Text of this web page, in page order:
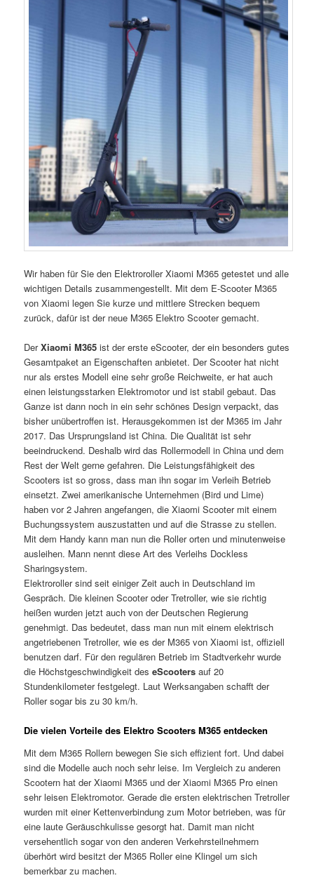
Wir haben für Sie den Elektroroller Xiaomi M365 getestet und alle
wichtigen Details zusammengestellt. Mit dem E-Scooter M365
von Xiaomi legen Sie kurze und mittlere Strecken bequem
zurück, dafür ist der neue M365 Elektro Scooter gemacht.
DerXiaomi M365 ist der erste eScooter, der ein besonders gutes
Gesamtpaket an Eigenschaften anbietet. Der Scooter hat nicht
nur als erstes Modell eine sehr große Reichweite, er hat auch
einen leistungsstarken Elektromotor und ist stabil gebaut. Das
Ganze ist dann noch in ein sehr schönes Design verpackt, das
bisher unübertroffen ist. Herausgekommen ist der M365 im Jahr
2017. Das Ursprungsland ist China. Die Qualität ist sehr
beeindruckend. Deshalb wird das Rollermodell in China und dem
Rest der Welt gerne gefahren. Die Leistungsfähigkeit des
Scooters ist so gross, dass man ihn sogar im Verleih Betrieb
einsetzt. Zwei amerikanische Unternehmen (Bird und Lime)
haben vor 2 Jahren angefangen, die Xiaomi Scooter mit einem
Buchungssystem auszustatten und auf die Strasse zu stellen.
Mit dem Handy kann man nun die Roller orten und minutenweise
ausleihen. Mann nennt diese Art des Verleihs Dockless
Sharingsystem.
Elektroroller sind seit einiger Zeit auch in Deutschland im
Gespräch. Die kleinen Scooter oder Tretroller, wie sie richtig
heißen wurden jetzt auch von der Deutschen Regierung
genehmigt. Das bedeutet, dass man nun mit einem elektrisch
angetriebenen Tretroller, wie es der M365 von Xiaomi ist, offiziell
benutzen darf. Für den regulären Betrieb im Stadtverkehr wurde
die Höchstgeschwindigkeit deseScooters auf 20
Stundenkilometer festgelegt. Laut Werksangaben schafft der
Roller sogar bis zu 30 km/h.
Die vielen Vorteile des Elektro Scooters M365 entdecken
Mit dem M365 Rollern bewegen Sie sich effizient fort. Und dabei
sind die Modelle auch noch sehr leise. Im Vergleich zu anderen
Scootern hat der Xiaomi M365 und der Xiaomi M365 Pro einen
sehr leisen Elektromotor. Gerade die ersten elektrischen Tretroller
wurden mit einer Kettenverbindung zum Motor betrieben, was für
eine laute Geräuschkulisse gesorgt hat. Damit man nicht
versehentlich sogar von den anderen Verkehrsteilnehmern
überhört wird besitzt der M365 Roller eine Klingel um sich
bemerkbar zu machen.